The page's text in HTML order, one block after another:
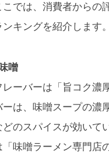
では、消費者からの
キングを紹介します。
噌
ーバーは「旨コク濃
は、味噌スープの濃
どのスパイスが効いて
味噌ラーメン専門店